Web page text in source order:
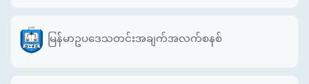
မြန်မာဥပဒေသတင်းအချက်အလက်စနစ်